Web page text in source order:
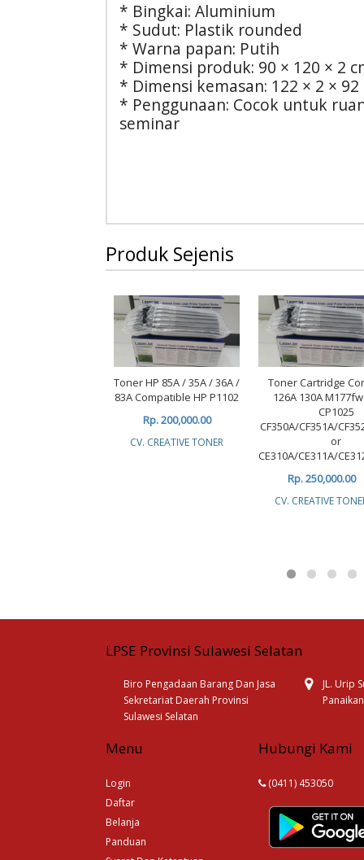
* Bingkai: Aluminium
* Sudut: Plastik rounded
* Warna papan: Putih
* Dimensi produk: 90 × 120 × 2
* Dimensi kemasan: 122 × 2 × 92
* Penggunaan: Cocok untuk
seminar
Produk Sejenis
Toner HP 85A / 35A / 36A /
83A Compatible HP P1102
Rp. 200,000.00
CV. CREATIVE TONER
Toner Cartridge
126A 130A
CP1025
CF350A/CF351A/
or
CE310A/CE311A/
Rp. 250,000.00
CV. CREATIVE
LPSE Provinsi Sulawesi Selatan
Biro Pengadaan Barang Dan Jasa
Sekretariat Daerah Provinsi
Sulawesi Selatan
JL. Urip
Menu
Login
Daftar
Belanja
Panduan
Hubungi Kami
(0411) 453050